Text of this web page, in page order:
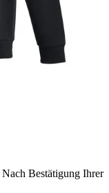
Nach Bestätigung Ihrer